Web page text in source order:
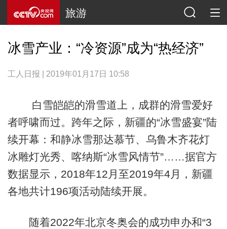
旅游
冰雪产业：“冷资源”成为“热经济”
工人日报 | 2019年01月17日 10:58
白雪皑皑的滑雪道上，成群的滑雪爱好
者呼啸而过。跨年之际，新疆的“冰雪盛宴”陆
续开幕：和静冰雪那达慕节、乌鲁木齐花灯
冰雕灯光秀、喀纳斯“冰雪风情节”……据官方
数据显示，2018年12月至2019年4月，新疆
各地共计196项活动陆续开展。
随着2022年北京冬奥会的成功申办和“3